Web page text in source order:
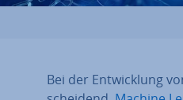
Bei der Ent­wick­lung